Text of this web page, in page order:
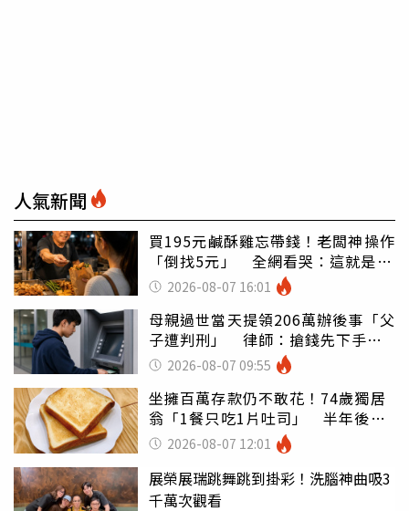
人氣新聞
買195元鹹酥雞忘帶錢！老闆神操作
「倒找5元」 全網看哭：這就是台
灣 2026-08-07 16:01
母親過世當天提領206萬辦後事「父
子遭判刑」 律師：搶錢先下手是
罪 2026-08-07 09:55
坐擁百萬存款仍不敢花！74歲獨居
翁「1餐只吃1片吐司」 半年後暴
瘦嚇壞女兒
2026-08-07 12:01
展榮展瑞跳舞跳到掛彩！洗腦神曲吸3
千萬次觀看